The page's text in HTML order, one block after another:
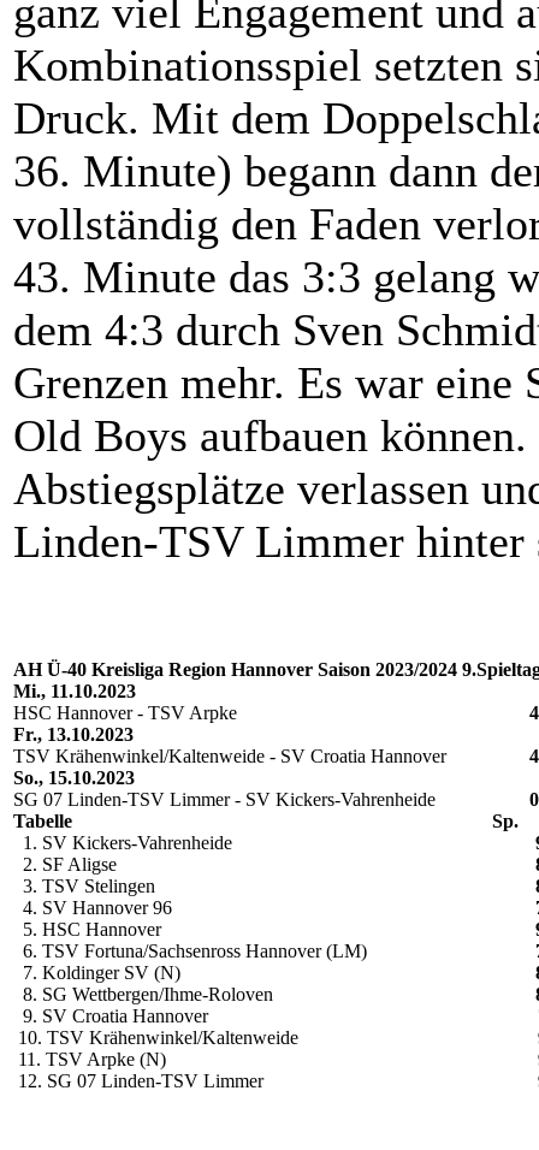
ganz viel Engagement und
Kombinationsspiel setzten
Druck. Mit dem
36. Minute) begann dann
vollständig den Faden
43. Minute das 3:3 gelang
dem 4:3 durch Sven
Grenzen mehr. Es war
Old Boys aufbauen
Abstiegsplätze verlassen
Linden-TSV Limmer
AH Ü-40 Kreisliga Region Hannover Saison 2023/2024
Mi., 11.10.2023
HSC Hannover - TSV Arpke
Fr., 13.10.2023
TSV Krähenwinkel/Kaltenweide - SV Croatia Hannover
So., 15.10.2023
SG 07 Linden-TSV Limmer - SV Kickers-Vahrenheide
Tabelle
Sp.
1. SV Kickers-Vahrenheide
2. SF Aligse
3. TSV Stelingen
4. SV Hannover 96
5. HSC Hannover
6. TSV Fortuna/Sachsenross Hannover (LM)
7. Koldinger SV (N)
8. SG Wettbergen/Ihme-Roloven
9. SV Croatia Hannover
10. TSV Krähenwinkel/Kaltenweide
11. TSV Arpke (N)
12. SG 07 Linden-TSV Limmer